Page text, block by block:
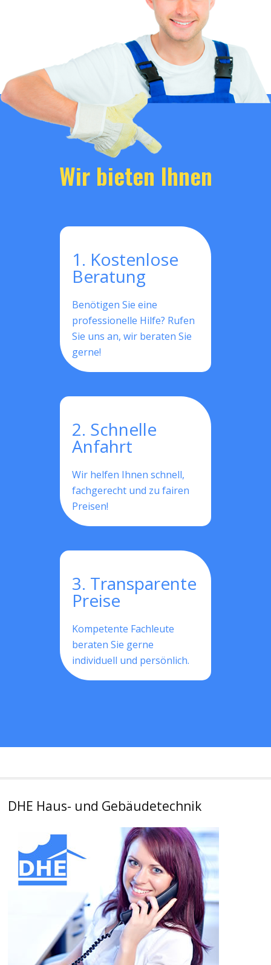
Wir bieten Ihnen
1. Kostenlose
Beratung
Benötigen Sie eine
professionelle Hilfe? Rufen
Sie uns an, wir beraten Sie
gerne!
2. Schnelle
Anfahrt
Wir helfen Ihnen schnell,
fachgerecht und zu fairen
Preisen!
3. Transparente
Preise
Kompetente Fachleute
beraten Sie gerne
individuell und persönlich.
DHE Haus- und Gebäudetechnik